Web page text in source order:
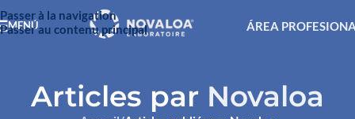
Passer à la navigation
Passer au contenu principal
MENÚ ÁREA
Articles par Novaloa